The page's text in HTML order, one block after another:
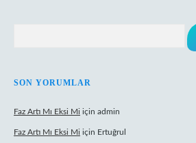
SON YORUMLAR
Faz Artı Mı Eksi Mi için admin
Faz Artı Mı Eksi Mi için Ertuğrul